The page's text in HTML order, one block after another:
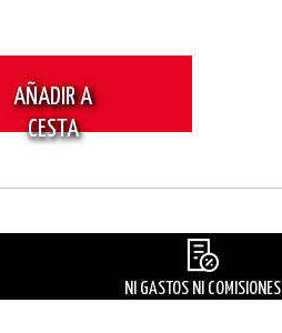
AÑADIR A
CESTA
NI GASTOS NI COMISIONES